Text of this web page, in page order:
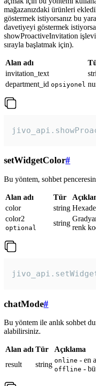
mağazanızdaki ürünleri
göstermek istiyorsanız bu
davetiyeyi göstermek
showProactiveInvitation
sırayla başlatmak için).
Alan adı
invitation_text
department_id opsiyonel
setWidgetColor#
Bu yöntem, sohbet
Alan adı Tür
color
string
color2
optional
string
renk
chatMode#
Bu yöntem ile anlık sohbet
alabilirsiniz.
Alan adı Tür
Açıklama
result
string online - en
offline -